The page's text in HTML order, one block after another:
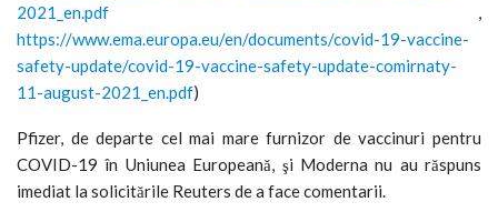
2021_en.pdf ,
https://www.ema.europa.eu/en/documents/covid-19-vaccine-
safety-update/covid-19-vaccine-safety-update-comirnaty-
11-august-2021_en.pdf)
Pfizer, de departe cel mai mare furnizor de vaccinuri pentru
COVID-19 în Uniunea Europeană, şi Moderna nu au răspuns
imediat la solicitările Reuters de a face comentarii.